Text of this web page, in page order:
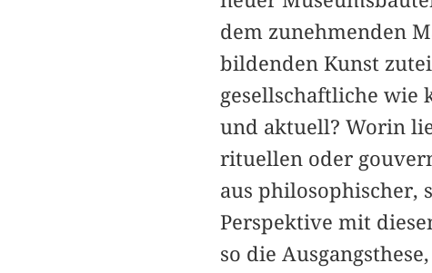
dem zunehmenden
bildenden Kunst
gesellschaftliche wie
und aktuell? Worin
rituellen oder
aus philosophischer,
Perspektive mit
so die